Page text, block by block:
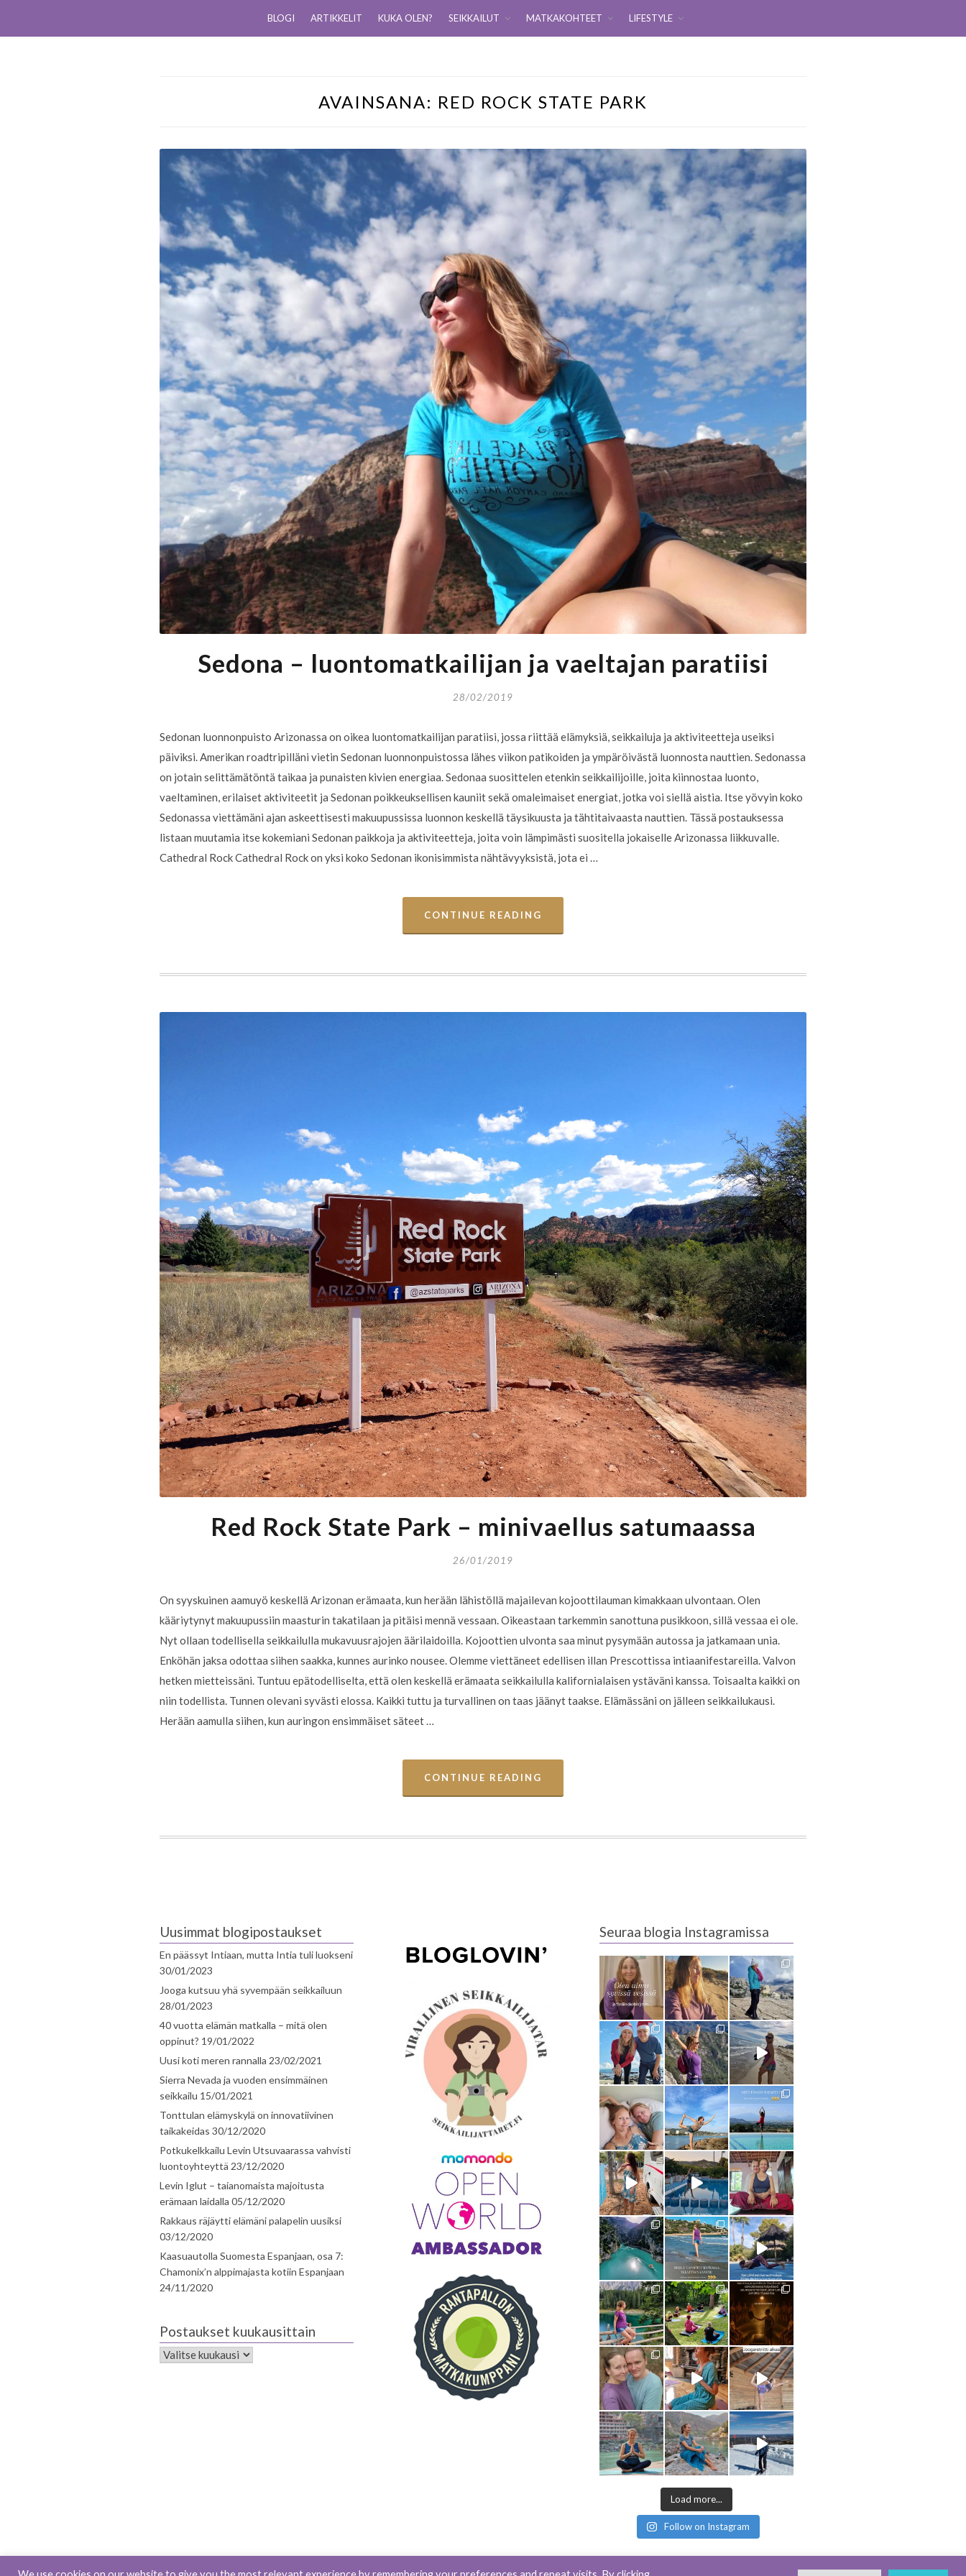
BLOGI ARTIKKELIT KUKA OLEN? SEIKKAILUT MATKAKOHTEET LIFESTYLE
AVAINSANA: RED ROCK STATE PARK
Sedona – luontomatkailijan ja vaeltajan paratiisi
28/02/2019
Sedonan luonnonpuisto Arizonassa on oikea luontomatkailijan paratiisi, jossa riittää elämyksiä, seikkailuja ja aktiviteetteja useiksi
päiviksi. Amerikan roadtripilläni vietin Sedonan luonnonpuistossa lähes viikon patikoiden ja ympäröivästä luonnosta nauttien. Sedonassa
on jotain selittämätöntä taikaa ja punaisten kivien energiaa. Sedonaa suosittelen etenkin seikkailijoille, joita kiinnostaa luonto,
vaeltaminen, erilaiset aktiviteetit ja Sedonan poikkeuksellisen kauniit sekä omaleimaiset energiat, jotka voi siellä aistia. Itse yövyin koko
Sedonassa viettämäni ajan askeettisesti makuupussissa luonnon keskellä täysikuusta ja tähtitaivaasta nauttien. Tässä postauksessa
listaan muutamia itse kokemiani Sedonan paikkoja ja aktiviteetteja, joita voin lämpimästi suositella jokaiselle Arizonassa liikkuvalle.
Cathedral Rock Cathedral Rock on yksi koko Sedonan ikonisimmista nähtävyyksistä, jota ei …
CONTINUE READING
Red Rock State Park – minivaellus satumaassa
26/01/2019
On syyskuinen aamuyö keskellä Arizonan erämaata, kun herään lähistöllä majailevan kojoottilauman kimakkaan ulvontaan. Olen
kääriytynyt makuupussiin maasturin takatilaan ja pitäisi mennä vessaan. Oikeastaan tarkemmin sanottuna pusikkoon, sillä vessaa ei ole.
Nyt ollaan todellisella seikkailulla mukavuusrajojen äärilaidoilla. Kojoottien ulvonta saa minut pysymään autossa ja jatkamaan unia.
Enköhän jaksa odottaa siihen saakka, kunnes aurinko nousee. Olemme viettäneet edellisen illan Prescottissa intiaanifestareilla. Valvon
hetken mietteissäni. Tuntuu epätodelliselta, että olen keskellä erämaata seikkailulla kalifornialaisen ystäväni kanssa. Toisaalta kaikki on
niin todellista. Tunnen olevani syvästi elossa. Kaikki tuttu ja turvallinen on taas jäänyt taakse. Elämässäni on jälleen seikkailukausi.
Herään aamulla siihen, kun auringon ensimmäiset säteet …
CONTINUE READING
Uusimmat blogipostaukset
En päässyt Intiaan, mutta Intia tuli luokseni
30/01/2023
Jooga kutsuu yhä syvempään seikkailuun
28/01/2023
40 vuotta elämän matkalla – mitä olen
oppinut? 19/01/2022
Uusi koti meren rannalla 23/02/2021
Sierra Nevada ja vuoden ensimmäinen
seikkailu 15/01/2021
Tonttulan elämyskylä on innovatiivinen
taikakeidas 30/12/2020
Potkukelkkailu Levin Utsuvaarassa vahvisti
luontoyhteyttä 23/12/2020
Levin Iglut – taianomaista majoitusta
erämaan laidalla 05/12/2020
Rakkaus räjäytti elämäni palapelin uusiksi
03/12/2020
Kaasuautolla Suomesta Espanjaan, osa 7:
Chamonix’n alppimajasta kotiin Espanjaan
24/11/2020
Postaukset kuukausittain
Seuraa blogia Instagramissa
Load more...
Follow on Instagram